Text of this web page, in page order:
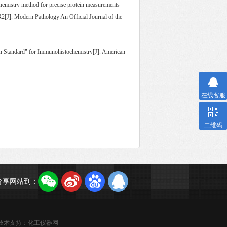
method for precise protein measurements
Modern Pathology An Official Journal of the
Standard" for Immunohistochemistry[J]. American
网站到：
支持： 化工仪器网
在线客服
二维码